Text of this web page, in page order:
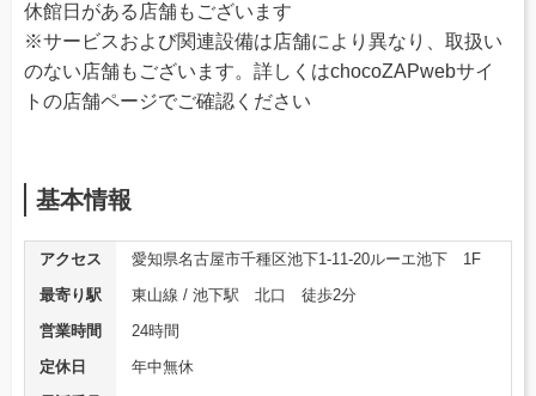
休館日がある店舗もございます
※サービスおよび関連設備は店舗により異なり、取扱い
のない店舗もございます。詳しくはchocoZAPwebサイ
トの店舗ページでご確認ください
基本情報
アクセス
愛知県名古屋市千種区池下1-11-20ルーエ池下 1F
最寄り駅
東山線 / 池下駅 北口 徒歩2分
営業時間
24時間
定休日
年中無休